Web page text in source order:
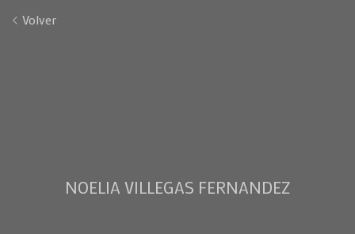
Volver
NOELIA VILLEGAS FERNANDEZ